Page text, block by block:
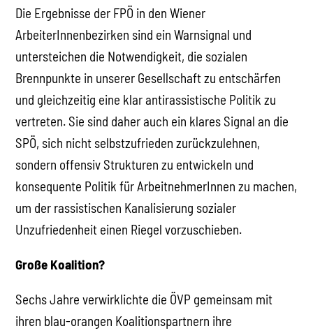
Die Ergebnisse der FPÖ in den Wiener
ArbeiterInnenbezirken sind ein Warnsignal und
untersteichen die Notwendigkeit, die sozialen
Brennpunkte in unserer Gesellschaft zu entschärfen
und gleichzeitig eine klar antirassistische Politik zu
vertreten. Sie sind daher auch ein klares Signal an die
SPÖ, sich nicht selbstzufrieden zurückzulehnen,
sondern offensiv Strukturen zu entwickeln und
konsequente Politik für ArbeitnehmerInnen zu machen,
um der rassistischen Kanalisierung sozialer
Unzufriedenheit einen Riegel vorzuschieben.
Große Koalition?
Sechs Jahre verwirklichte die ÖVP gemeinsam mit
ihren blau-orangen Koalitionspartnern ihre